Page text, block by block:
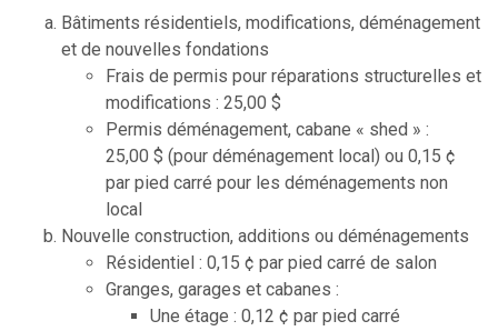
Bâtiments résidentiels, modifications, déménagement
et de nouvelles fondations
Frais de permis pour réparations structurelles et
modifications : 25,00 $
Permis déménagement, cabane « shed » :
25,00 $ (pour déménagement local) ou 0,15 ¢
par pied carré pour les déménagements non
local
Nouvelle construction, additions ou déménagements
Résidentiel : 0,15 ¢ par pied carré de salon
Granges, garages et cabanes :
Une étage : 0,12 ¢ par pied carré